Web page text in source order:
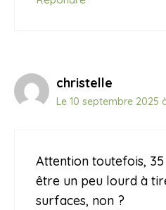
christelle
Le 10 septembre 2025
Attention toutefois,
être un peu lourd à
surfaces, non ?